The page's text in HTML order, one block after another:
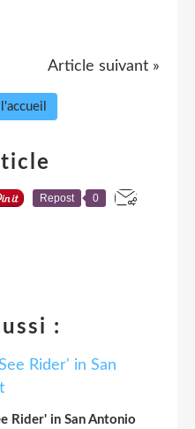
Article suivant »
Repost 0
:
Rider' in San Antonio